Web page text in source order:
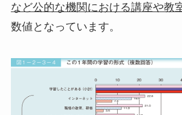
など公的な機関における講座や教室
数値となっています。